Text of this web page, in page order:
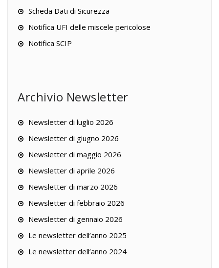
Scheda Dati di Sicurezza
Notifica UFI delle miscele pericolose
Notifica SCIP
Archivio Newsletter
Newsletter di luglio 2026
Newsletter di giugno 2026
Newsletter di maggio 2026
Newsletter di aprile 2026
Newsletter di marzo 2026
Newsletter di febbraio 2026
Newsletter di gennaio 2026
Le newsletter dell’anno 2025
Le newsletter dell’anno 2024